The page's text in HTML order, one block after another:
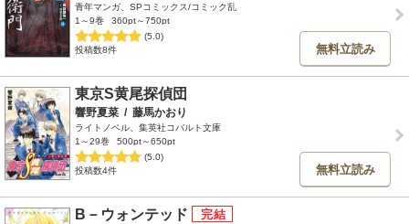
青年マンガ、SPコミックス/コミック乱
1～9巻
360pt～750pt
(5.0)
投稿数8件
無料立読み
東京S黄尾探偵団
響野夏菜 / 藤馬かおり
ライトノベル、集英社コバルト文庫
1～29巻
500pt～650pt
(5.0)
投稿数4件
無料立読み
B－ウォンテッド